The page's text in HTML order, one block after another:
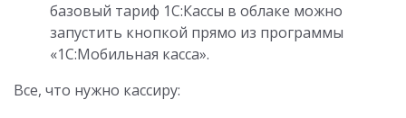
базовый тариф 1С:Кассы в облаке можно
запустить кнопкой прямо из программы
«1С:Мобильная касса».
Все, что нужно кассиру: